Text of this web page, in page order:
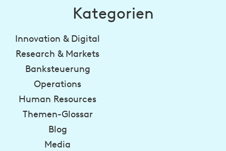
Kategorien
Innovation & Digital
Research & Markets
Banksteuerung
Operations
Human Resources
Themen-Glossar
Blog
Media